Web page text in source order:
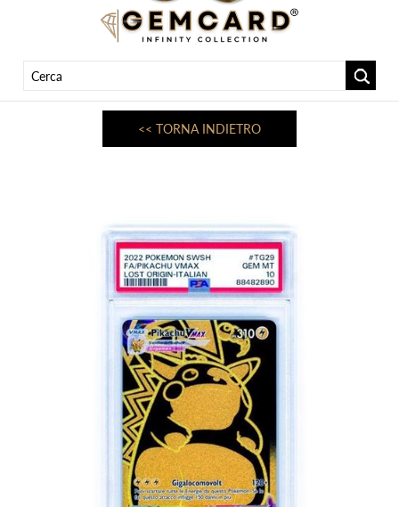
<< TORNA INDIETRO